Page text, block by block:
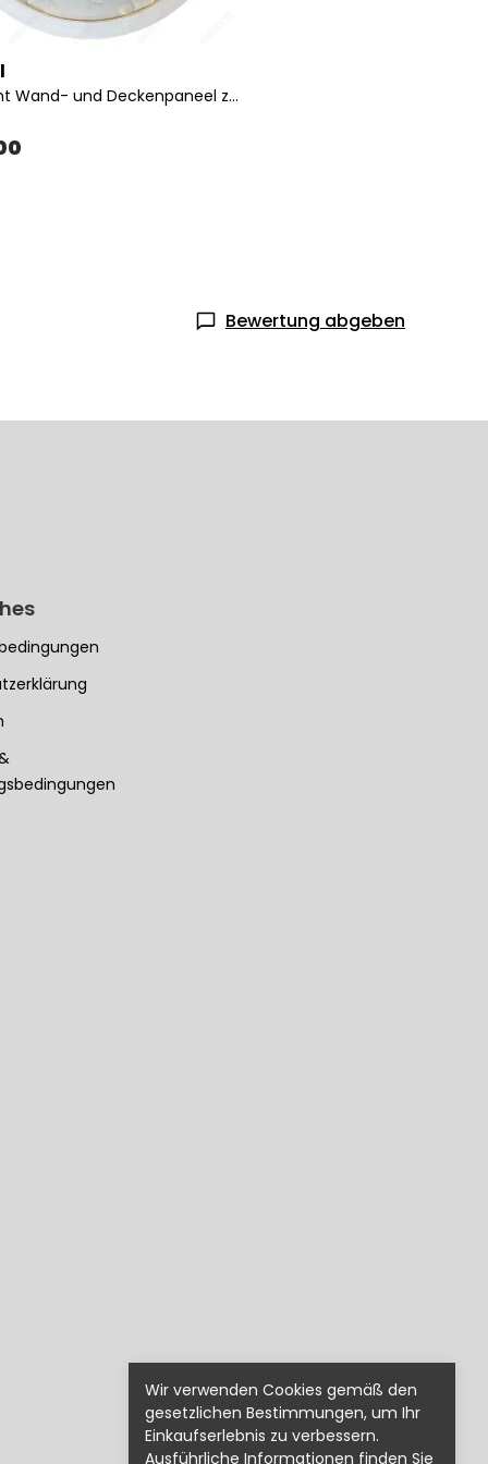
Wir verwenden Cookies gemäß den
gesetzlichen Bestimmungen, um Ihr
Einkaufserlebnis zu verbessern.
Ausführliche Informationen finden Sie
Mondlicht Wand- und Deckenpaneel zur Dekoration
Bewertung abgeben